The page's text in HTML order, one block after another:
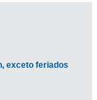
exceto feriados